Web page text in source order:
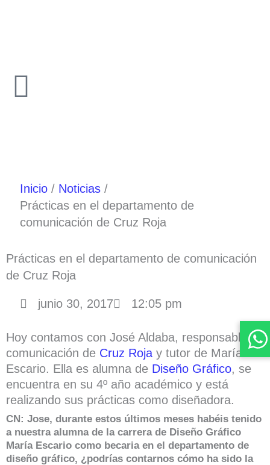
Inicio
Noticias
Prácticas en el departamento de
comunicación de Cruz Roja
Prácticas en el departamento de comunicación
de Cruz Roja
junio 30, 2017 12:05 pm
Hoy contamos con José Aldaba, responsable de
comunicación de Cruz Roja y tutor de María
Escario. Ella es alumna de Diseño Gráfico, se
encuentra en su 4º año académico y está
realizando sus prácticas como diseñadora.
CN: Jose, durante estos últimos meses habéis tenido
a nuestra alumna de la carrera de Diseño Gráfico
María Escario como becaria en el departamento de
diseño gráfico, ¿podrías contarnos cómo ha sido la